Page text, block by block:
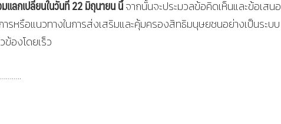
มแลกเปลี่ยนในวันที่ 22 มิถุนายน นี้จากนั้นจะประมวลข้อคิดเห็นและข้อเสนอ
รหรือแนวทางในการส่งเสริมและคุ้มครองสิทธิมนุษยชนอย่างเป็นระบบ
องโดยเร็ว